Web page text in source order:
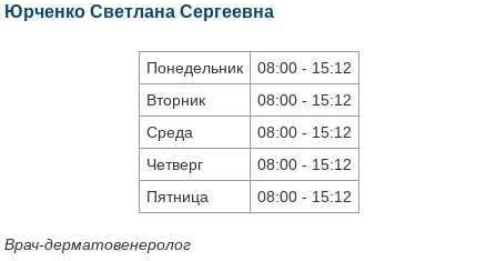
Юрченко Светлана Сергеевна
Понедельник
08:00 - 15:12
Вторник
08:00 - 15:12
Среда
08:00 - 15:12
Четверг
08:00 - 15:12
Пятница
08:00 - 15:12
Врач-дерматовенеролог